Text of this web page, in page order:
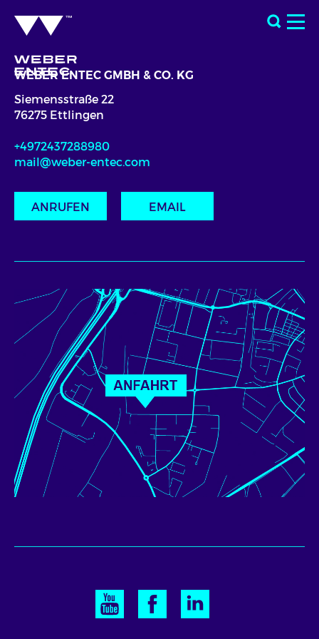
WEBER ENTEC GMBH & CO. KG
Siemensstraße 22
76275 Ettlingen
+4972437288980
mail@weber-entec.com
ANRUFEN EMAIL